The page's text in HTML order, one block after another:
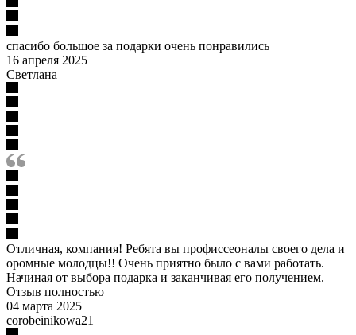
спасибо большое за подарки очень понравились
16 апреля 2025
Светлана
Отличная, компания! Ребята вы профиссеоналы своего дела и
оромные молодцы!! Очень приятно было с вами работать.
Начиная от выбора подарка и заканчивая его получением.
Отзыв полностью
04 марта 2025
corobeinikowa21